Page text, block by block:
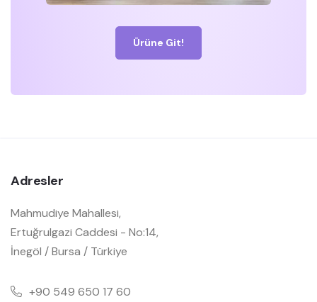
Ürüne Git!
Adresler
Mahmudiye Mahallesi,
Ertuğrulgazi Caddesi - No:14,
İnegöl / Bursa / Türkiye
+90 549 650 17 60